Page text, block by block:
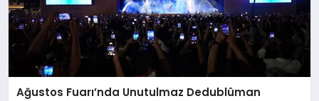
Ağustos Fuarı’nda Unutulmaz Dedublüman